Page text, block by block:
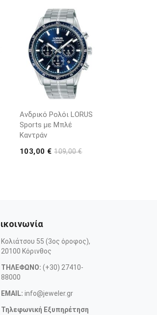
Ανδρικό Ρολόι LORUS
Sports με Μπλέ
Καντράν
103,00 €109,00 €
Κολιάτσου 55 (3ος όροφος),
20100 Κόρινθος
ΤΗΛΕΦΩΝΟ: (+30) 27410-
88000
EMAIL: info@jeweler.gr
Τηλεφωνική Εξυπηρέτηση